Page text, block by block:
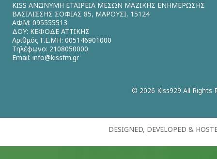
KISS ΑΝΩΝΥΜΗ ΕΤΑΙΡΕΙΑ ΜΕΣΩΝ ΜΑΖΙΚΗΣ ΕΝΗΜΕΡΩΣΗΣ
ΒΑΣΙΛΙΣΣΗΣ ΣΟΦΙΑΣ 85, ΜΑΡΟΥΣΙ, 15124
ΑΦΜ: 095555513
ΔΟΥ: ΚΕΦΟΔΕ ΑΤΤΙΚΗΣ
Αριθμός Γ.Ε.ΜΗ: 005146901000
Τηλέφωνο: 2108050000
Email: info@kissfm.gr
© 2026 Kiss929 All Rights
DESIGNED, DEVELOPED &